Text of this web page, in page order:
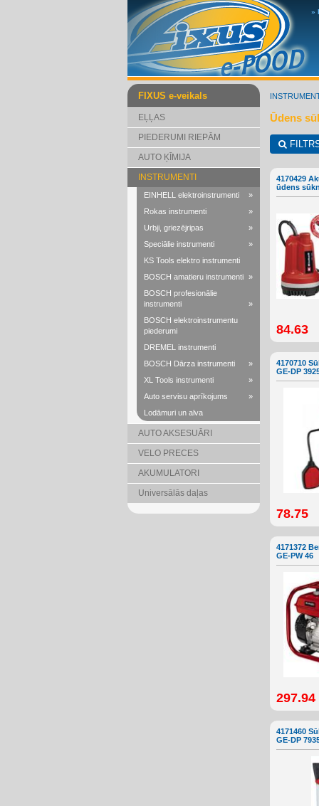
»
FIXUS e-veikals
EĻĻAS
PIEDERUMI RIEPĀM
AUTO ĶĪMIJA
INSTRUMENTI
EINHELL elektroinstrumenti
»
Rokas instrumenti
»
Urbji, griezējripas
»
Speciālie instrumenti
»
KS Tools elektro instrumenti
BOSCH amatieru instrumenti »
BOSCH profesionālie
instrumenti
»
BOSCH elektroinstrumentu
piederumi
DREMEL instrumenti
BOSCH Dārza instrumenti
»
XL Tools instrumenti
»
Auto servisu aprīkojums
»
Lodāmuri un alva
AUTO AKSESUĀRI
VELO PRECES
AKUMULATORI
Universālās daļas
Ūdens
4170429
ūdens
84.63
4170710
GE-DP
78.75
4171372
GE-PW 46
297.94
4171460
GE-DP